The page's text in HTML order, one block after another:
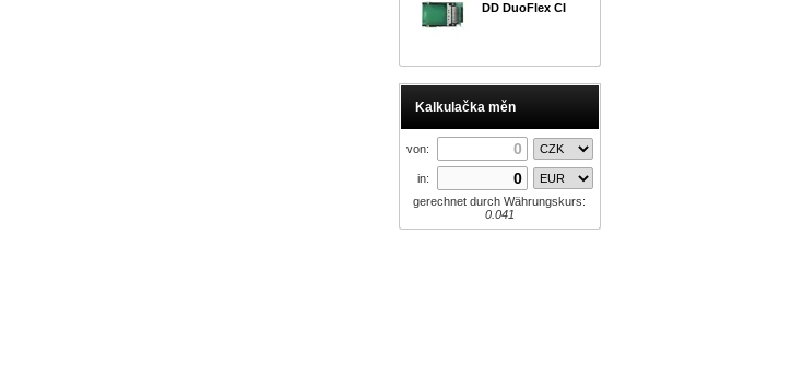
DD DuoFlex CI
Kalkulačka měn
von:
in:
gerechnet durch Währungskurs:
0.041